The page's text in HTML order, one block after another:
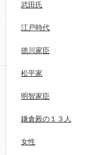
武田氏
江戸時代
徳川家臣
松平家
明智家臣
鎌倉殿の１３人
女性